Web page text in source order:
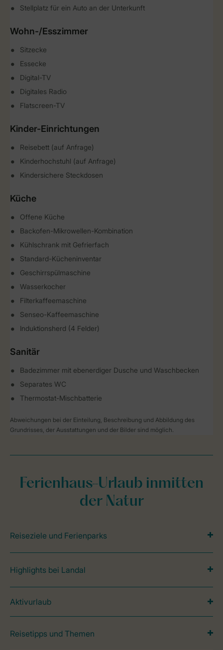
Stellplatz für ein Auto an der Unterkunft
Wohn-/Esszimmer
Sitzecke
Essecke
Digital-TV
Digitales Radio
Flatscreen-TV
Kinder-Einrichtungen
Reisebett (auf Anfrage)
Kinderhochstuhl (auf Anfrage)
Kindersichere Steckdosen
Küche
Offene Küche
Backofen-Mikrowellen-Kombination
Kühlschrank mit Gefrierfach
Standard-Kücheninventar
Geschirrspülmaschine
Wasserkocher
Filterkaffeemaschine
Senseo-Kaffeemaschine
Induktionsherd (4 Felder)
Sanitär
Badezimmer mit ebenerdiger Dusche und Waschbecken
Separates WC
Thermostat-Mischbatterie
Abweichungen bei der Einteilung, Beschreibung und Abbildung des
Grundrisses, der Ausstattungen und der Bilder sind möglich.
Ferienhaus-Urlaub inmitten
der Natur
Reiseziele und Ferienparks
Highlights bei Landal
Aktivurlaub
Reisetipps und Themen